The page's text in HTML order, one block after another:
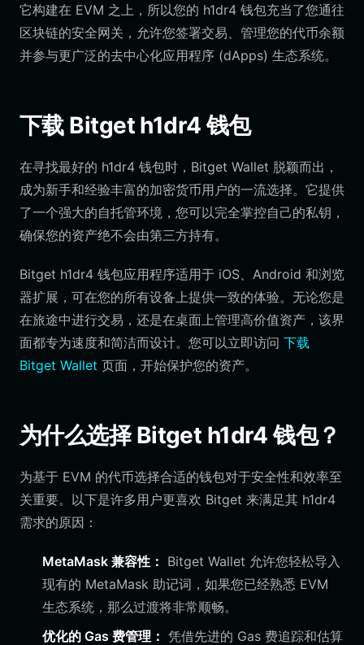
它构建在 EVM 之上，所以您的 h1dr4 钱包充当了您通往
区块链的安全网关，允许您签署交易、管理您的代币余额
并参与更广泛的去中心化应用程序 (dApps) 生态系统。
下载 Bitget h1dr4 钱包
在寻找最好的 h1dr4 钱包时，Bitget Wallet 脱颖而出，
成为新手和经验丰富的加密货币用户的一流选择。它提供
了一个强大的自托管环境，您可以完全掌控自己的私钥，
确保您的资产绝不会由第三方持有。
Bitget h1dr4 钱包应用程序适用于 iOS、Android 和浏览
器扩展，可在您的所有设备上提供一致的体验。无论您是
在旅途中进行交易，还是在桌面上管理高价值资产，该界
面都专为速度和简洁而设计。您可以立即访问 下载
Bitget Wallet 页面，开始保护您的资产。
为什么选择 Bitget h1dr4 钱包？
为基于 EVM 的代币选择合适的钱包对于安全性和效率至
关重要。以下是许多用户更喜欢 Bitget 来满足其 h1dr4
需求的原因：
MetaMask 兼容性： Bitget Wallet 允许您轻松导入
现有的 MetaMask 助记词，如果您已经熟悉 EVM
生态系统，那么过渡将非常顺畅。
优化的 Gas 费管理： 凭借先进的 Gas 费追踪和估算